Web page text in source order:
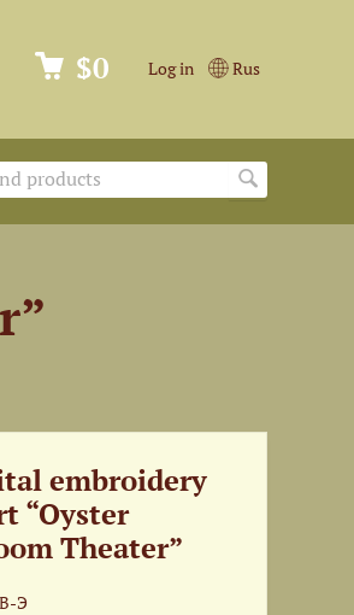
Log in Rus
$0
embroidery
“Oyster
Theater”
Э